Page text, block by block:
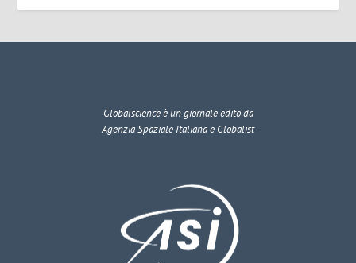
Globalscienceè un giornale edito da
Agenzia Spaziale Italiana e Globalist